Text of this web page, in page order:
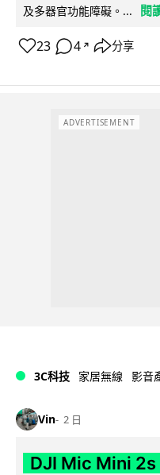
及多器官功能障礙。...
閱
23 4 ↗ 分享
ADVERTISEMENT
3C科技 家居無線 影音
Vin 2 日
DJI Mic Mini 2s